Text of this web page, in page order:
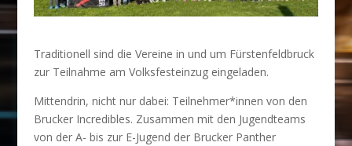
Traditionell sind die Vereine in und um Fürstenfeldbruck
zur Teilnahme am Volksfesteinzug eingeladen.
Mittendrin, nicht nur dabei: Teilnehmer*innen von den
Brucker Incredibles. Zusammen mit den Jugendteams
von der A- bis zur E-Jugend der Brucker Panther